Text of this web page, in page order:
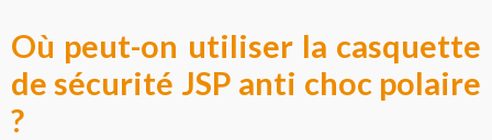
Où peut-on utiliser la casquette
de sécurité JSP anti choc polaire
?